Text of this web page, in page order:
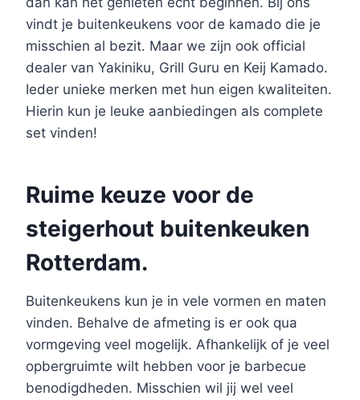
vindt je buitenkeukens voor de kamado die je
misschien al bezit. Maar we zijn ook official
dealer van Yakiniku, Grill Guru en Keij Kamado.
Ieder unieke merken met hun eigen kwaliteiten.
Hierin kun je leuke aanbiedingen als complete
set vinden!
Ruime keuze voor de
steigerhout buitenkeuken
Rotterdam.
Buitenkeukens kun je in vele vormen en maten
vinden. Behalve de afmeting is er ook qua
vormgeving veel mogelijk. Afhankelijk of je veel
opbergruimte wilt hebben voor je barbecue
benodigdheden. Misschien wil jij wel veel